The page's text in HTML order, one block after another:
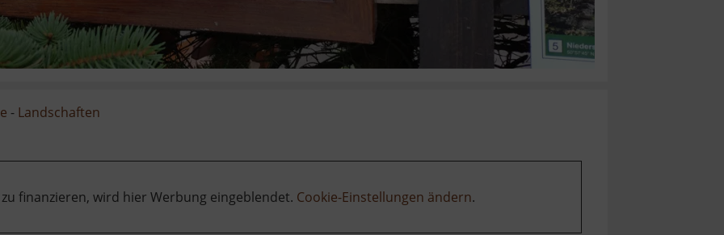
- Landschaften
finanzieren, wird hier Werbung eingeblendet. Cookie-Einstellungen ändern.